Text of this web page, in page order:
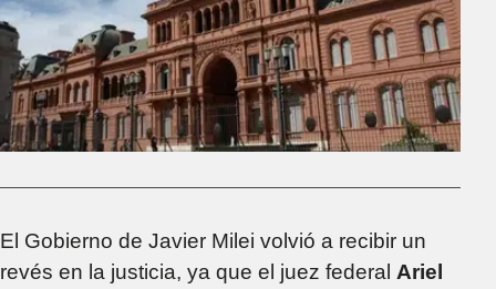
El Gobierno de Javier Milei volvió a recibir un
revés en la justicia, ya que el juez federal Ariel